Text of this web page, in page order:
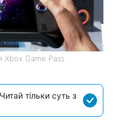
Xbox Game Pass
тільки суть з